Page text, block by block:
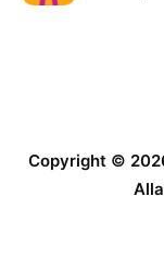
Copyright ©